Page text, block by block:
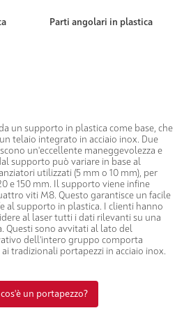
Parti angolari in plastica
un supporto in plastica come base, che
telaio integrato in acciaio inox. Due
un'eccellente maneggevolezza e
supporto può variare in base al
utilizzati (5 mm o 10 mm), per
e 150 mm. Il supporto viene infine
viti M8. Questo garantisce un facile
al supporto in plastica. I clienti hanno
al laser tutti i dati rilevanti su una
Questi sono avvitati al lato del
dell'intero gruppo comporta
tradizionali portapezzi in acciaio inox.
un portapezzo?